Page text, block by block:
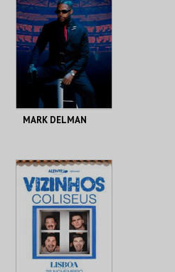
MAIS INFO
COMPRAR
MARK DELMAN
COLISEU DE LISBOA
MAIS INFO
COMPRAR